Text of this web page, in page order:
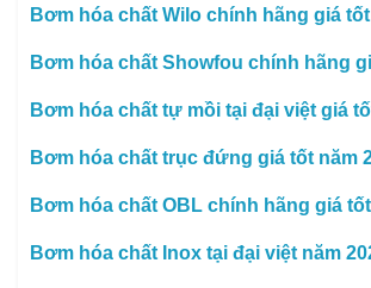
Bơm hóa chất Wilo chính hãng giá
Bơm hóa chất Showfou chính hãng
Bơm hóa chất tự mồi tại đại việt giá
Bơm hóa chất trục đứng giá tốt năm
Bơm hóa chất OBL chính hãng giá
Bơm hóa chất Inox tại đại việt năm